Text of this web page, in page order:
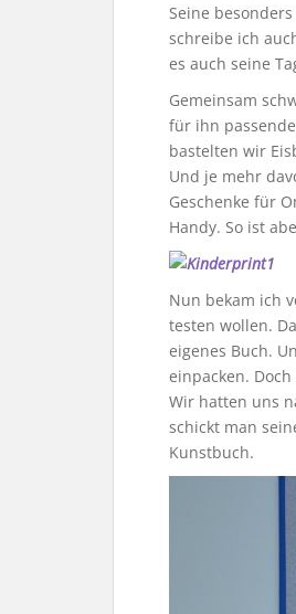
Seine
schreibe ich
es auch seine
Gemeinsam
für ihn
bastelten wir
Und je mehr
Geschenke für
Handy. So ist
Nun bekam ich
testen wollen.
eigenes Buch.
einpacken.
Wir hatten uns
schickt man
Kunstbuch.